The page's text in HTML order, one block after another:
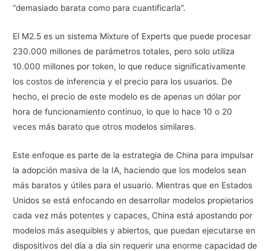
“demasiado barata como para cuantificarla”.
El M2.5 es un sistema Mixture of Experts que puede procesar
230.000 millones de parámetros totales, pero solo utiliza
10.000 millones por token, lo que reduce significativamente
los costos de inferencia y el precio para los usuarios. De
hecho, el precio de este modelo es de apenas un dólar por
hora de funcionamiento continuo, lo que lo hace 10 o 20
veces más barato que otros modelos similares.
Este enfoque es parte de la estrategia de China para impulsar
la adopción masiva de la IA, haciendo que los modelos sean
más baratos y útiles para el usuario. Mientras que en Estados
Unidos se está enfocando en desarrollar modelos propietarios
cada vez más potentes y capaces, China está apostando por
modelos más asequibles y abiertos, que puedan ejecutarse en
dispositivos del día a día sin requerir una enorme capacidad de